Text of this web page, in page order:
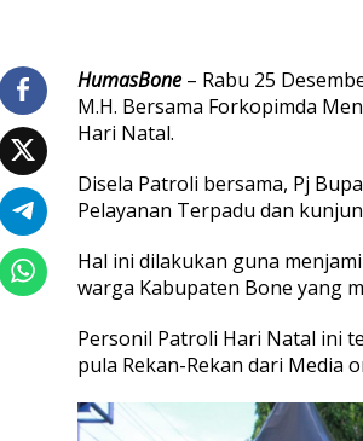
e
e
r
a
m
a
F
o
r
o
p
i
m
d
HumasBone– Rabu 25
M.H. Bersama Forkopimda
Hari Natal.
Disela Patroli bersama, Pj
Pelayanan Terpadu dan
Hal ini dilakukan guna
warga Kabupaten Bone yang
Personil Patroli Hari Natal ini
pula Rekan-Rekan dari Media